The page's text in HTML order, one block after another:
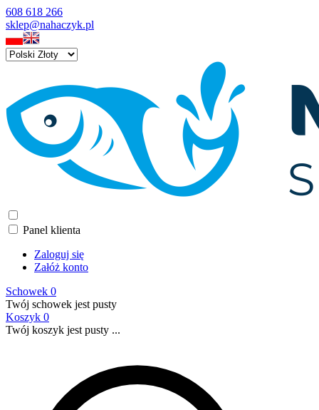
608 618 266
sklep@nahaczyk.pl
Panel klienta
Zaloguj się
Załóż konto
Schowek 0
Twój schowek jest pusty
Koszyk 0
Twój koszyk jest pusty ...